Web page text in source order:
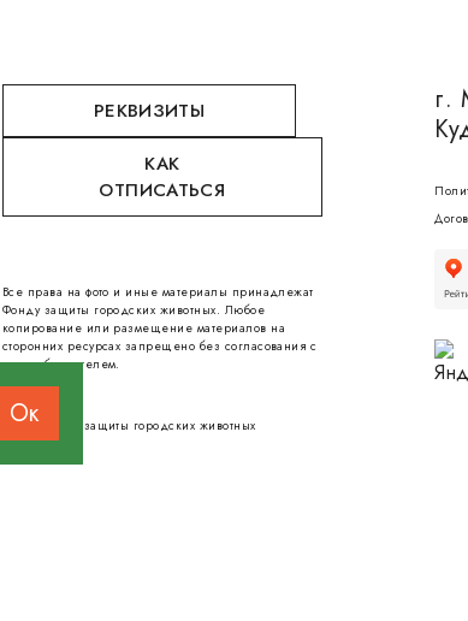
РЕКВИЗИТЫ
КАК
ОТПИСАТЬСЯ
Все права на фото и иные материалы принадлежат
Фонду защиты городских животных. Любое
копирование или размещение материалов на
сторонних ресурсах запрещено без согласования с
правообладателем.
© 2026 Фонд защиты городских животных
г.
Ок